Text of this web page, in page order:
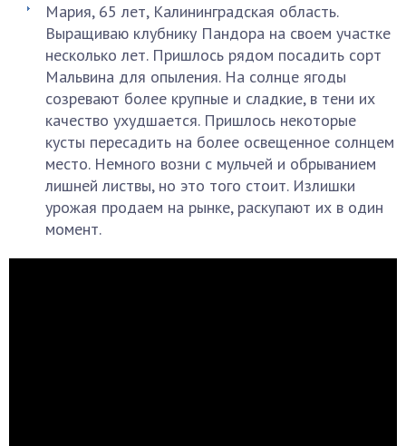
Мария, 65 лет, Калининградская область.
Выращиваю клубнику Пандора на своем участке
несколько лет. Пришлось рядом посадить сорт
Мальвина для опыления. На солнце ягоды
созревают более крупные и сладкие, в тени их
качество ухудшается. Пришлось некоторые
кусты пересадить на более освещенное солнцем
место. Немного возни с мульчей и обрыванием
лишней листвы, но это того стоит. Излишки
урожая продаем на рынке, раскупают их в один
момент.